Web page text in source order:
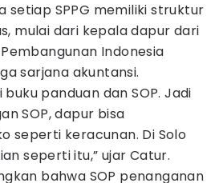
setiap SPPG memiliki struktur
mulai dari kepala dapur dari
Indonesia
sarjana akuntansi.
buku panduan dan SOP. Jadi
SOP, dapur bisa
seperti keracunan. Di Solo
seperti itu,” ujar Catur.
bahwa SOP penanganan